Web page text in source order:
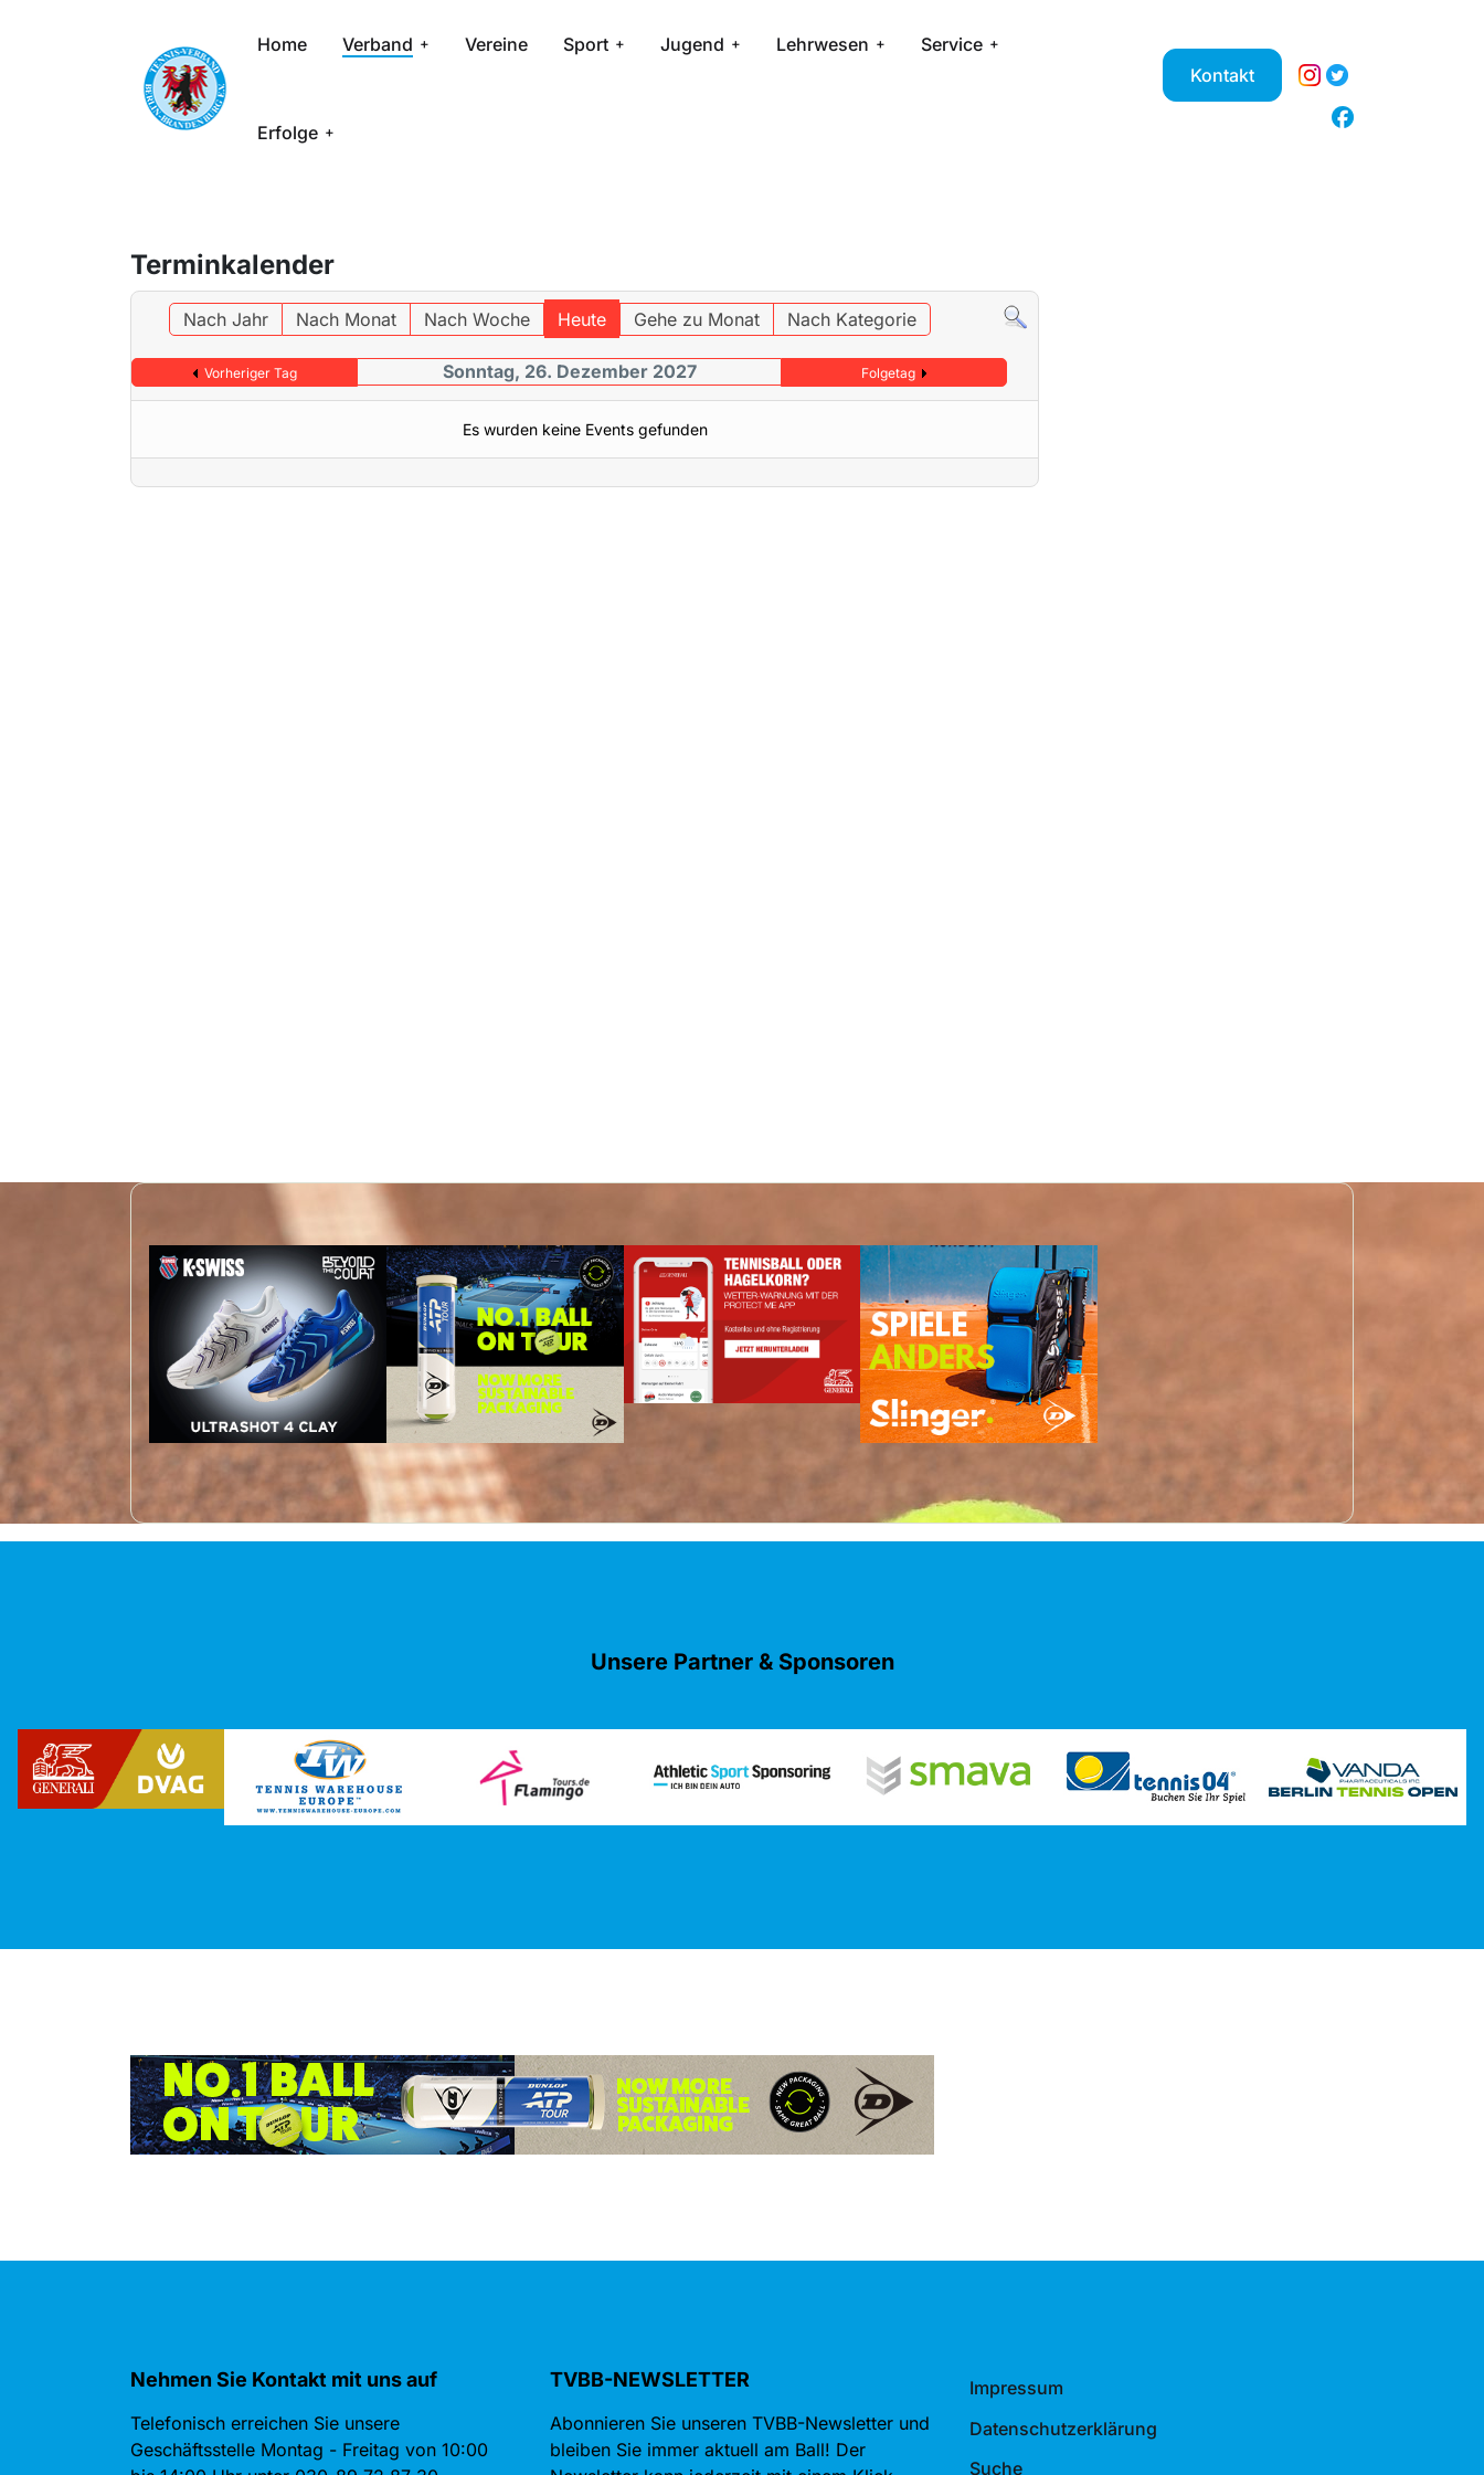
Home Verband Vereine Sport Jugend Lehrwesen Service
Erfolge
Kontakt
Terminkalender
Nach Jahr Nach Monat Nach Woche Heute Gehe zu Monat Nach Kategorie
Vorheriger Tag Sonntag, 26. Dezember 2027 Folgetag
Es wurden keine Events gefunden
Unsere Partner & Sponsoren
Nehmen Sie Kontakt mit uns auf
Telefonisch erreichen Sie unsere
Geschäftsstelle Montag - Freitag von 10:00
TVBB-NEWSLETTER
Abonnieren Sie unseren TVBB-Newsletter und
bleiben Sie immer aktuell am Ball! Der
Impressum
Datenschutzerklärung
Suche